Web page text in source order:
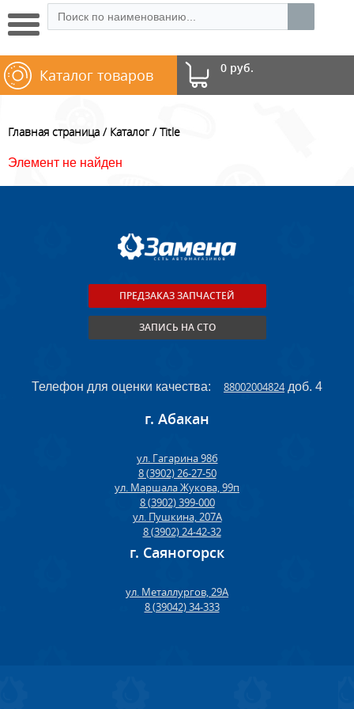
0 руб.
Каталог товаров
Главная страница Каталог Title
Элемент не найден
ПРЕДЗАКАЗ ЗАПЧАСТЕЙ
ЗАПИСЬ НА СТО
Телефон для оценки качества: 88002004824доб. 4
г. Абакан
ул. Гагарина 98б
8 (3902) 26-27-50
ул. Маршала Жукова, 99п
8 (3902) 399-000
ул. Пушкина, 207А
8 (3902) 24-42-32
г. Саяногорск
ул. Металлургов, 29А
8 (39042) 34-333